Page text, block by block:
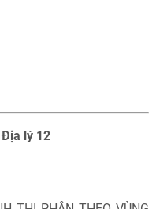
lý 12